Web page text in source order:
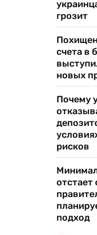
грозит
счета в
новых
Почему
рисков
отстает
подход